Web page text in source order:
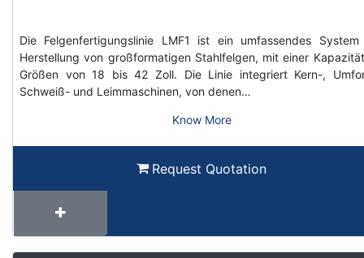
Die Felgenfertigungslinie LMF1 ist ein umfassendes
Herstellung von großformatigen Stahlfelgen, mit einer
Größen von 18 bis 42 Zoll. Die Linie integriert Kern-,
Schweiß- und Leimmaschinen, von denen…
Know More
Request Quotation